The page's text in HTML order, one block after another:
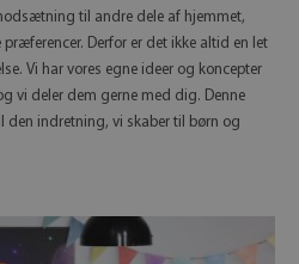
til andre dele af hjemmet,
Derfor er det ikke altid en let
Vi har vores egne ideer og koncepter
vi deler dem gerne med dig. Denne
den indretning, vi skaber til børn og